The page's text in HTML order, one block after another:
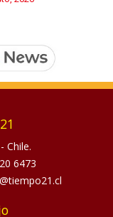
Chile.
6473